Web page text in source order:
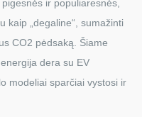
ir populiaresnės,
kaip „degaline“, sumažinti
CO2 pėdsaką. Šiame
dera su EV
modeliai sparčiai vystosi ir